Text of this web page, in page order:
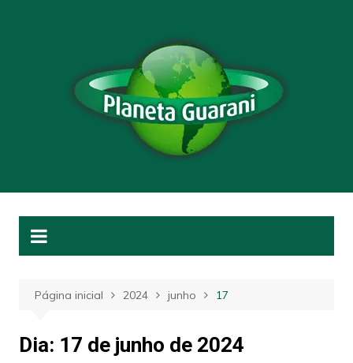
Página inicial 2024 junho 17
Dia: 17 de junho de 2024